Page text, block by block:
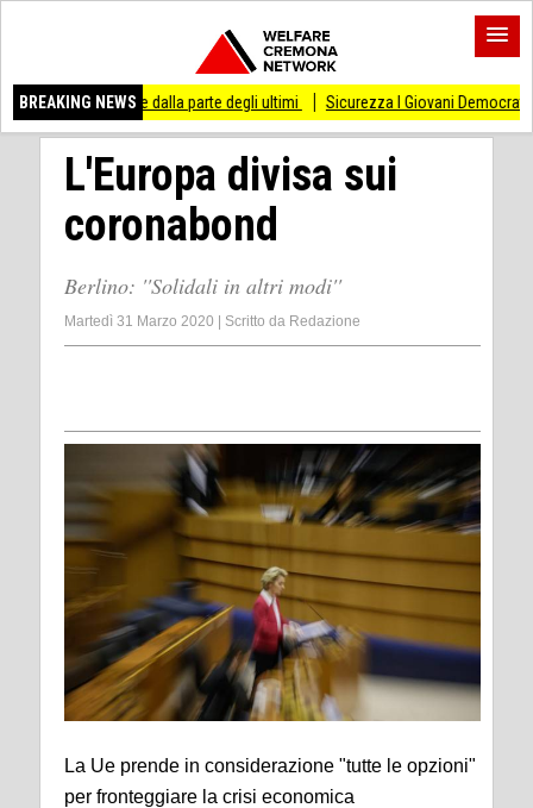
BREAKING NEWS
stare dalla parte degli ultimi Sicurezza I Giovani Democratici ribattono ai
L'Europa divisa sui
coronabond
Berlino: ''Solidali in altri modi''
Martedì 31 Marzo 2020 Scritto da Redazione
La Ue prende in considerazione "tutte le opzioni"
per fronteggiare la crisi economica